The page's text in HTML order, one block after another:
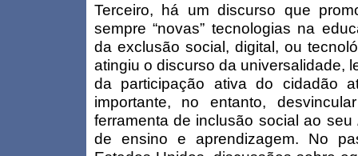
Terceiro, há um discurso que
sempre “novas” tecnologias na
da exclusão social, digital, ou
atingiu o discurso da universalidade,
da participação ativa do cidadão
importante, no entanto,
ferramenta de inclusão social ao seu
de ensino e aprendizagem. No